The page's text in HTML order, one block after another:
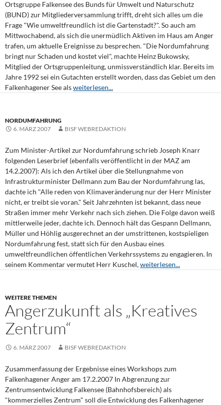
Ortsgruppe Falkensee des Bunds für Umwelt und Naturschutz
(BUND) zur Mitgliederversammlung trifft, dreht sich alles um die
Frage "Wie umweltfreundlich ist die Gartenstadt?". So auch am
Mittwochabend, als sich die unermüdlich Aktiven im Haus am Anger
trafen, um aktuelle Ereignisse zu besprechen. "Die Nordumfahrung
bringt nur Schaden und kostet viel", machte Heinz Bukowsky,
Mitglied der Ortsgruppenleitung, unmissverständlich klar. Bereits im
Jahre 1992 sei ein Gutachten erstellt worden, dass das Gebiet um den
Falkenhagener See alsweiterlesen...
NORDUMFAHRUNG
6. MÄRZ 2007
BISF WEBREDAKTION
Zum Minister-Artikel zur Nordumfahrung schrieb Joseph Knarr
folgenden Leserbrief (ebenfalls veröffentlicht in der MAZ am
14.2.2007): Als ich den Artikel über die Stellungnahme von
Infrastrukturminister Dellmann zum Bau der Nordumfahrung las,
dachte ich "Alle reden von Klimaveränderung nur der Herr Minister
nicht, er treibt sie voran." Seit Jahrzehnten ist bekannt, dass neue
Straßen immer mehr Verkehr nach sich ziehen. Die Folge davon weiß
mittlerweile jeder, dachte ich. Dennoch hält das Gespann Dellmann,
Müller und Höhlig ausgerechnet an der umstrittenen, kostspieligen
Nordumfahrung fest, statt sich für den Ausbau eines
umweltfreundlichen öffentlichen Verkehrssystems zu engagieren. In
seinem Kommentar vermutet Herr Kuschel,weiterlesen...
WEITERE THEMEN
Angerzukunft als „Kreatives
Zentrum“
6. MÄRZ 2007 BISF WEBREDAKTION
Zusammenfassung der Ergebnisse eines Workshops zum
Falkenhagener Anger am 17.2.2007 In Abgrenzung zur
Zentrumsentwicklung Falkensee (Bahnhofsbereich) als
"kommerzielles Zentrum" soll die Entwicklung des Falkenhagener